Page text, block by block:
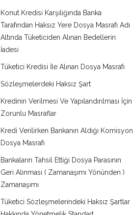
Konut Kredisi Karşılığında Banka
Tarafından Haksız Yere Dosya Masrafı Adı
Altında Tüketiciden Alınan Bedellerin
İadesi
Tüketici Kredisi İle Alınan Dosya Masrafı
Sözleşmelerdeki Haksız Şart
Kredinin Verilmesi Ve Yapılandırılması İçin
Zorunlu Masraflar
Kredi Verilirken Bankanın Aldığı Komisyon
Dosya Masrafı
Bankaların Tahsil Ettiği Dosya Parasının
Geri Alınması ( Zamanaşımı Yönünden )
Zamanaşımı
Tüketici Sözleşmelerindeki Haksız Şartlar